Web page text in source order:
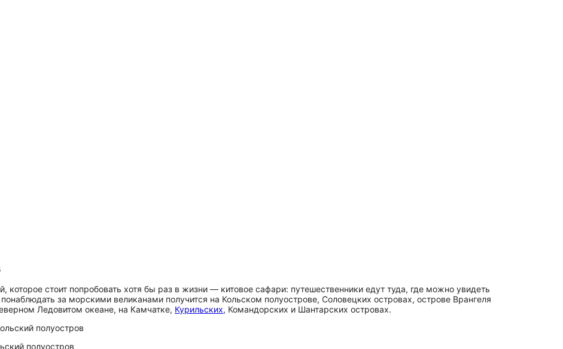
стоит попробовать хотя бы раз в жизни — китовое сафари: путешественники едут туда, где можно увидеть
за морскими великанами получится на Кольском полуострове, Соловецких островах, острове Врангеля
Ледовитом океане, на Камчатке, Курильских, Командорских и Шантарских островах.
полуостров